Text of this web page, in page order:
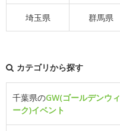
埼玉県 群馬県
カテゴリから探す
千葉県のGW(ゴールデンウィ
ーク)イベント